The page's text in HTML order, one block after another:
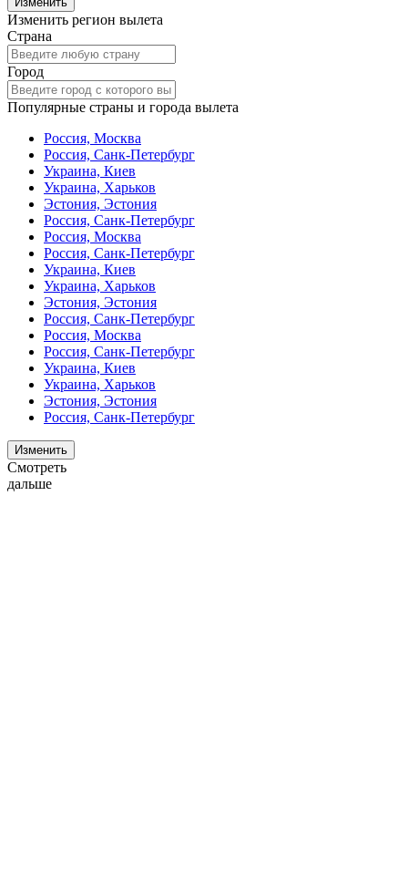
Изменить регион вылета
Страна
Город
Популярные страны и города вылета
Россия, Москва
Россия, Санк-Петербург
Украина, Киев
Украина, Харьков
Эстония, Эстония
Россия, Санк-Петербург
Россия, Москва
Россия, Санк-Петербург
Украина, Киев
Украина, Харьков
Эстония, Эстония
Россия, Санк-Петербург
Россия, Москва
Россия, Санк-Петербург
Украина, Киев
Украина, Харьков
Эстония, Эстония
Россия, Санк-Петербург
Изменить
Смотреть
дальше